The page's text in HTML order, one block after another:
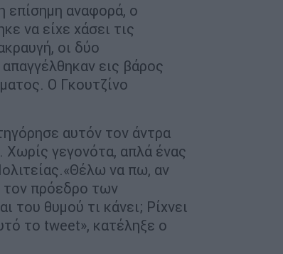
αναφορά, ο
να είχε χάσει τις
οι δύο
εις βάρος
Ο Γκουτζίνο
αυτόν τον άντρα
Χωρίς γεγονότα, απλά ένας
να πω, αν
τον πρόεδρο των
του θυμού τι κάνει; Ρίχνει
το tweet», κατέληξε ο